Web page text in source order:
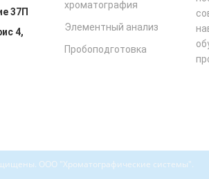
37П
4,
хроматография
Элементный анализ
Пробоподготовка
ООО "Хроматографические системы".